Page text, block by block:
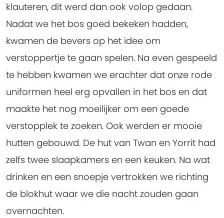
klauteren, dit werd dan ook volop gedaan.
Nadat we het bos goed bekeken hadden,
kwamen de bevers op het idee om
verstoppertje te gaan spelen. Na even gespeeld
te hebben kwamen we erachter dat onze rode
uniformen heel erg opvallen in het bos en dat
maakte het nog moeilijker om een goede
verstopplek te zoeken. Ook werden er mooie
hutten gebouwd. De hut van Twan en Yorrit had
zelfs twee slaapkamers en een keuken. Na wat
drinken en een snoepje vertrokken we richting
de blokhut waar we die nacht zouden gaan
overnachten.